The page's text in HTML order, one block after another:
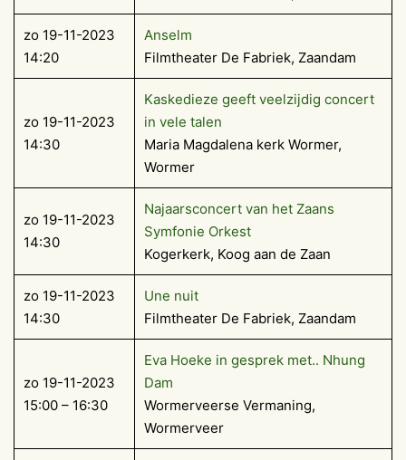
zo 19-11-2023
14:20
Anselm
Filmtheater De Fabriek, Zaandam
zo 19-11-2023
14:30
Kaskedieze geeft veelzijdig concert
in vele talen
Maria Magdalena kerk Wormer,
Wormer
zo 19-11-2023
14:30
Najaarsconcert van het Zaans
Symfonie Orkest
Kogerkerk, Koog aan de Zaan
zo 19-11-2023
14:30
Une nuit
Filmtheater De Fabriek, Zaandam
zo 19-11-2023
15:00 – 16:30
Eva Hoeke in gesprek met.. Nhung
Dam
Wormerveerse Vermaning,
Wormerveer